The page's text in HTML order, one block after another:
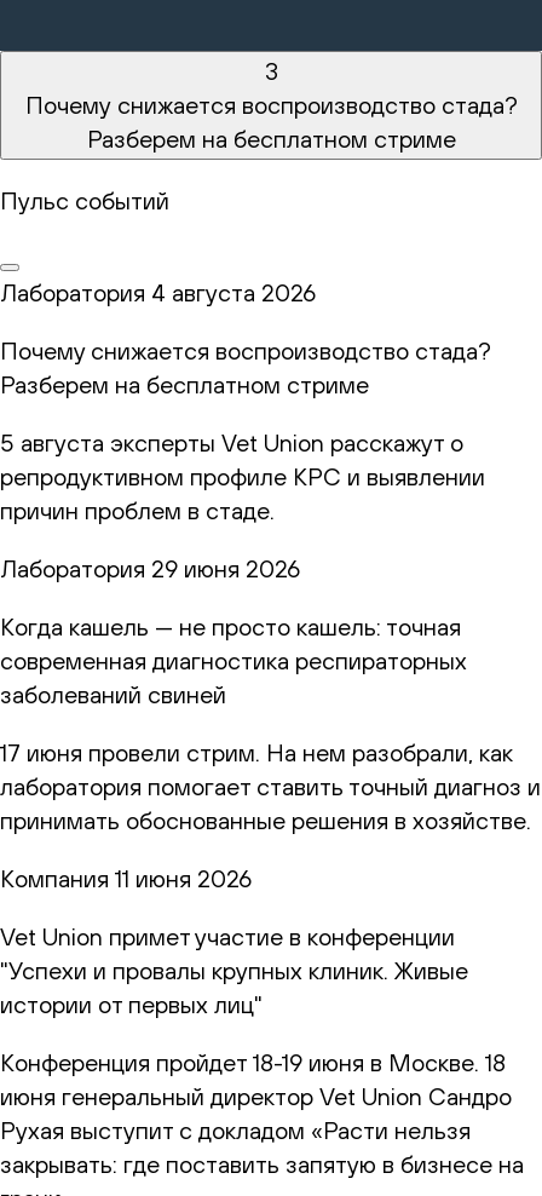
3
Почему снижается воспроизводство стада?
Разберем на бесплатном стриме
Пульс событий
Лаборатория 4 августа 2026
Почему снижается воспроизводство стада?
Разберем на бесплатном стриме
5 августа эксперты Vet Union расскажут о
репродуктивном профиле КРС и выявлении
причин проблем в стаде.
Лаборатория 29 июня 2026
Когда кашель — не просто кашель: точная
современная диагностика респираторных
заболеваний свиней
17 июня провели стрим. На нем разобрали, как
лаборатория помогает ставить точный диагноз и
принимать обоснованные решения в хозяйстве.
Компания 11 июня 2026
Vet Union примет участие в конференции
"Успехи и провалы крупных клиник. Живые
истории от первых лиц"
Конференция пройдет 18-19 июня в Москве. 18
июня генеральный директор Vet Union Сандро
Рухая выступит с докладом «Расти нельзя
закрывать: где поставить запятую в бизнесе на